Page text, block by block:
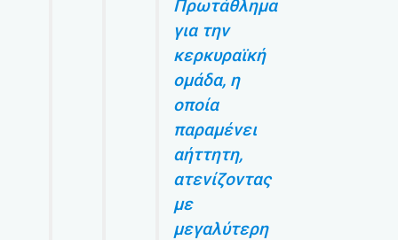
Πρωτάθλημα
για την
κερκυραϊκή
ομάδα, η
οποία
παραμένει
αήττητη,
ατενίζοντας
με
μεγαλύτερη